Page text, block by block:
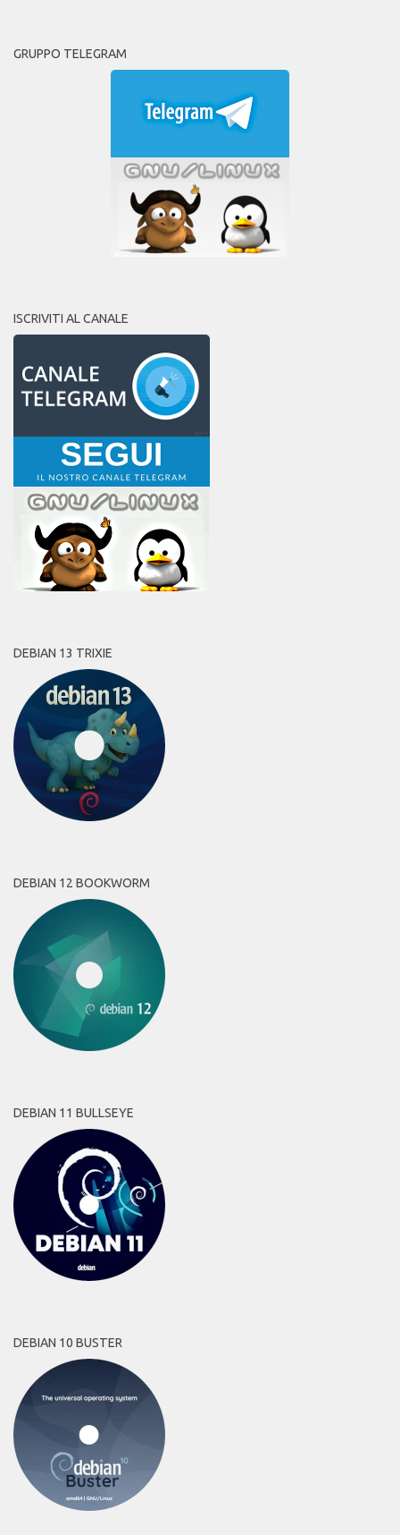
GRUPPO TELEGRAM
ISCRIVITI AL CANALE
DEBIAN 13 TRIXIE
DEBIAN 12 BOOKWORM
DEBIAN 11 BULLSEYE
DEBIAN 10 BUSTER